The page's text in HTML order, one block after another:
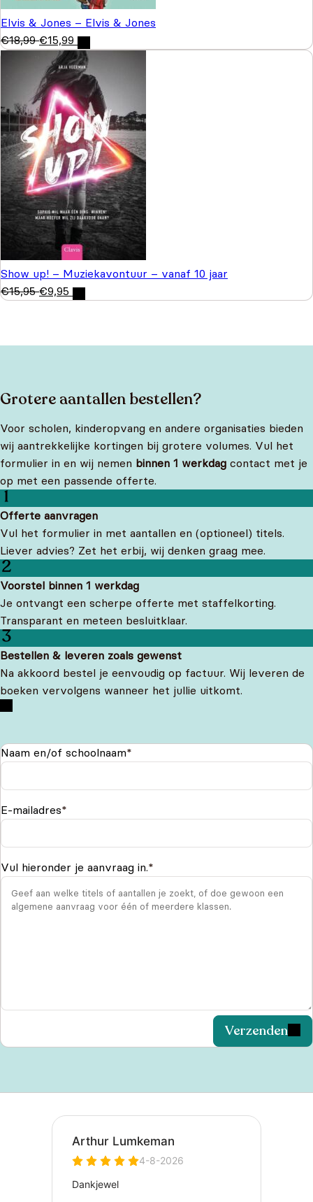
Elvis & Jones – Elvis & Jones
€18,99 €15,99
Show up! – Muziekavontuur – vanaf 10 jaar
€15,95 €9,95
Grotere aantallen bestellen?
Voor scholen, kinderopvang en andere organisaties bieden
wij aantrekkelijke kortingen bij grotere volumes. Vul het
formulier in en wij nemen binnen 1 werkdag contact met je
op met een passende offerte.
Offerte aanvragen
Vul het formulier in met aantallen en (optioneel) titels.
Liever advies? Zet het erbij, wij denken graag mee.
Voorstel binnen 1 werkdag
Je ontvangt een scherpe offerte met staffelkorting.
Transparant en meteen besluitklaar.
Bestellen & leveren zoals gewenst
Na akkoord bestel je eenvoudig op factuur. Wij leveren de
boeken vervolgens wanneer het jullie uitkomt.
Naam en/of schoolnaam*
E-mailadres*
Vul hieronder je aanvraag in.*
Verzenden